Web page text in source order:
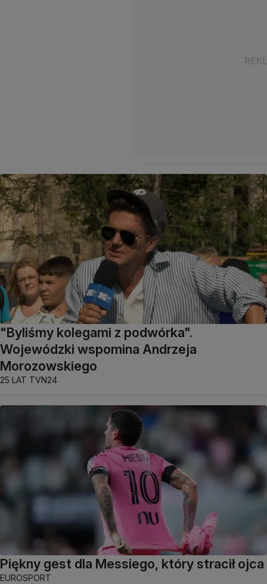
"Byliśmy kolegami z podwórka".
Wojewódzki wspomina Andrzeja
Morozowskiego
25 LAT TVN24
Piękny gest dla Messiego, który stracił ojca
EUROSPORT